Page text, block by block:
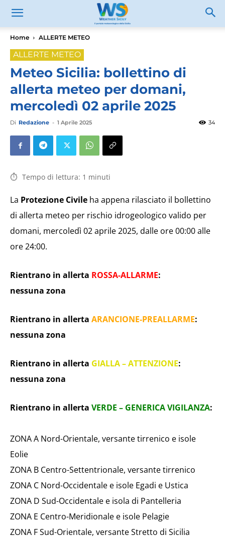
Home ALLERTE METEO
ALLERTE METEO
Meteo Sicilia: bollettino di
allerta meteo per domani,
mercoledì 02 aprile 2025
Di Redazione - 1 Aprile 2025 34
Tempo di lettura: 1 minuti
La Protezione Civile ha appena rilasciato il bollettino
di allerta meteo per rischio idrogeologico valido per
domani, mercoledì 02 aprile 2025, dalle ore 00:00 alle
ore 24:00.
Rientrano in allerta ROSSA-ALLARME:
nessuna zona
Rientrano in allerta ARANCIONE-PREALLARME:
nessuna zona
Rientrano in allerta GIALLA – ATTENZIONE:
nessuna zona
Rientrano in allerta VERDE – GENERICA VIGILANZA:
ZONA A Nord-Orientale, versante tirrenico e isole
Eolie
ZONA B Centro-Settentrionale, versante tirrenico
ZONA C Nord-Occidentale e isole Egadi e Ustica
ZONA D Sud-Occidentale e isola di Pantelleria
ZONA E Centro-Meridionale e isole Pelagie
ZONA F Sud-Orientale, versante Stretto di Sicilia